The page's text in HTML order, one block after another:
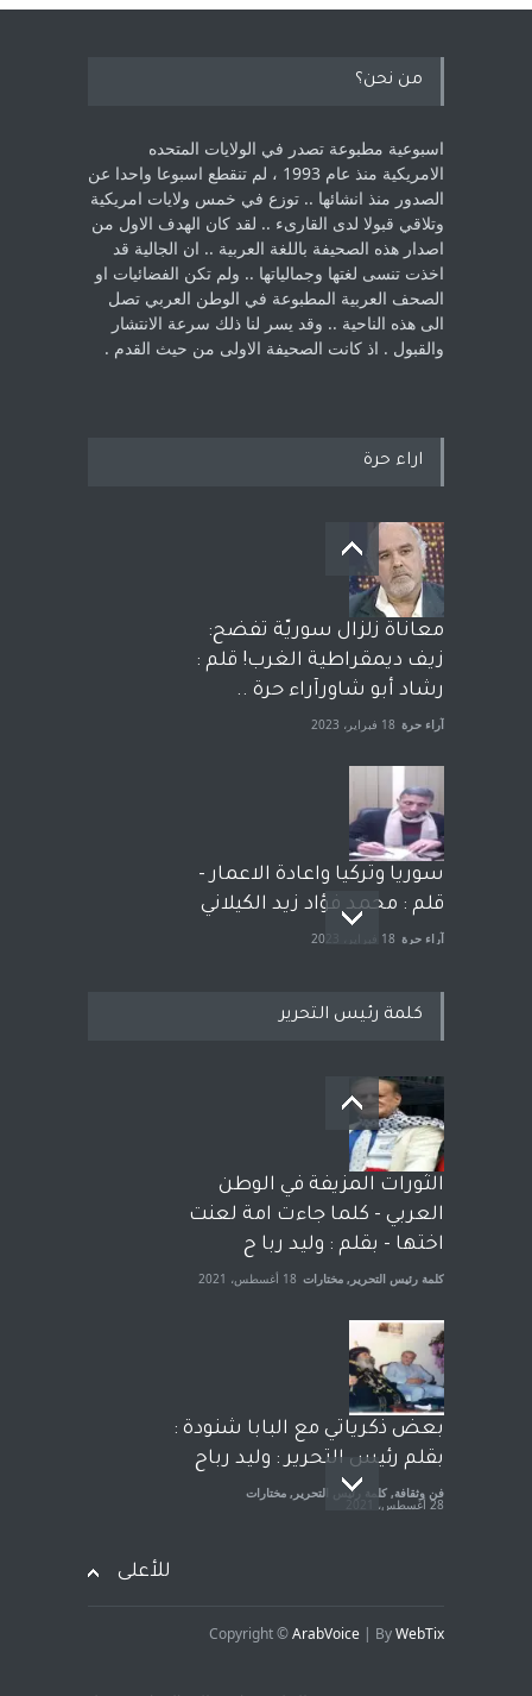
من نحن؟
اسبوعية مطبوعة تصدر في الولايات المتحده
الامريكية منذ عام 1993 ، لم ‏تنقطع اسبوعا واحدا عن
الصدور منذ انشائها .. توزع في خمس ولايات امريكية
‏وتلاقي قبولا لدى القارىء ..‏ لقد كان الهدف الاول من
اصدار هذه الصحيفة باللغة العربية .. ان الجالية قد
اخذت ‏تنسى لغتها وجمالياتها .. ولم تكن الفضائيات او
الصحف العربية المطبوعة في الوطن ‏العربي تصل
الى هذه الناحية .. وقد يسر لنا ذلك سرعة الانتشار
والقبول . اذ كانت ‏الصحيفة الاولى من حيث القدم . ‏
اراء حرة
معاناة زلزال سوريّة تفضح:
زيف ديمقراطية الغرب! قلم :
رشاد أبو شاورآراء حرة ..
آراء حرة 18 فبراير، 2023
سوريا وتركيا واعادة الاعمار -
قلم : محمد فؤاد زيد الكيلاني
آراء حرة 18 فبراير، 2023
بعد معارك قضائية طاحنة كتب
وترافع فيها بنفسه مرة اخرى..
الشيخ طارق يوسف يقهر
الحكومة الأمريكية ، فأعطوه
الجنسية عن يد وهم صاغرون،
آراء حرة مختارات 7 أبريل، 2023
كلمة رئيس التحرير
الثورات المزيفة في الوطن
العربي - كلما جاءت امة لعنت
اختها - بقلم : وليد ربا ح
كلمة رئيس التحرير , مختارات 18 أغسطس، 2021
بعض ذكرياتي مع البابا شنودة :
بقلم رئيس التحرير : وليد رباح
فن وثقافة, كلمة رئيس التحرير , مختارات
28 أغسطس، 2021
للأعلى
Copyright ©ArabVoice | ByWebTix